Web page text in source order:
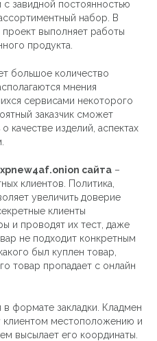
завидной постоянностью
набор. В
выполняет работы
продукта.
большое количество
мнения
сервисами некоторого
заказчик сможет
качестве изделий, аспектах
сайта –
клиентов. Политика,
увеличить доверие
клиенты
и проводят их тест, даже
не подходит конкретным
был куплен товар,
товар пропадает с онлайн
в формате закладки. Кладмен
клиентом местоположению и
высылает его координаты.